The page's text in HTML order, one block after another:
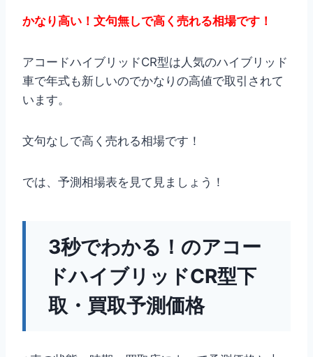
かなり高い！文句無しで高く売れる相場です！
アコードハイブリッドCR型は人気のハイブリッド
車で年式も新しいのでかなりの高値で取引されて
います。
文句なしで高く売れる相場です！
では、予測相場表を見て見ましょう！
3秒でわかる！のアコー
ドハイブリッドCR型下
取・買取予測価格